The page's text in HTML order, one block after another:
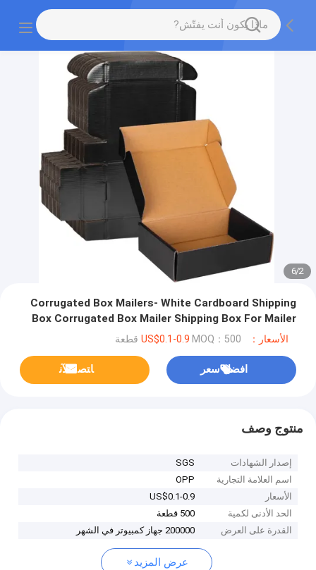
2
/
6
Corrugated Box Mailers- White Cardboard Shipping
Box Corrugated Box Mailer Shipping Box For Mailer
Moving and Craft
الأسعار：US$0.1-0.9 MOQ：500 قطعة
افضل سعر ﺎﺘﺼﻟ ﺍﻶﻧ
منتوج وصف
إصدار الشهادات
SGS
اسم العلامة التجارية
OPP
الأسعار
US$0.1-0.9
الحد الأدنى لكمية
500 قطعة
القدرة على العرض
200000 جهاز كمبيوتر في الشهر
عرض المزيد